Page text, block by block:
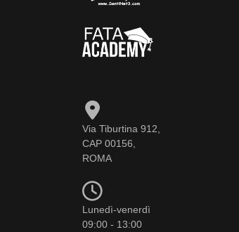
Via Tiburtina 912,
CAP 00156,
ROMA
Lunedì-venerdì
09:00 - 13:00